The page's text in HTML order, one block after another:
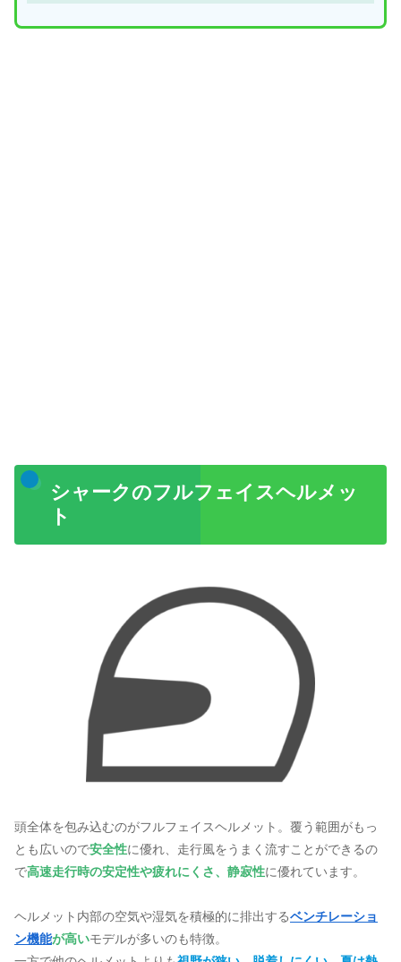
シャークのフルフェイスヘルメッ
ト
頭全体を包み込むのがフルフェイスヘルメット。覆う範囲がもっ
とも広いので安全性に優れ、走行風をうまく流すことができるの
で高速走行時の安定性や疲れにくさ、静寂性に優れています。
ヘルメット内部の空気や湿気を積極的に排出するベンチレーショ
ン機能が高いモデルが多いのも特徴。